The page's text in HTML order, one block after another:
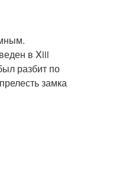
в Xiii
разбит по
замка